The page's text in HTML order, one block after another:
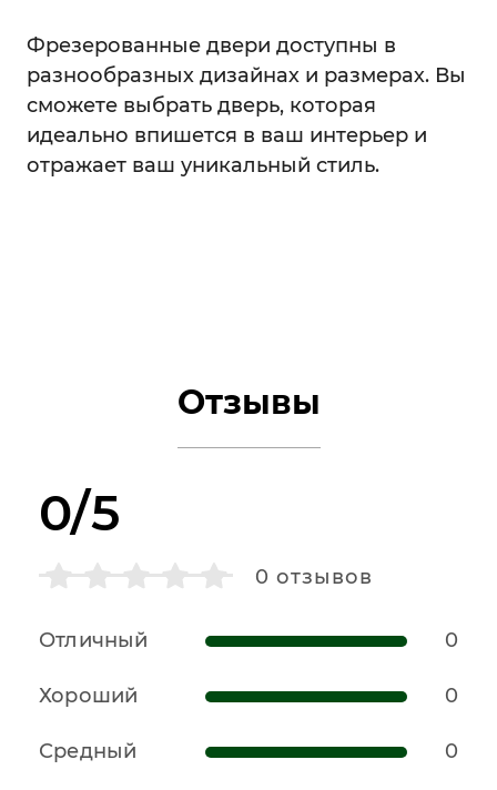
Фрезерованные двери доступны в
разнообразных дизайнах и размерах. Вы
сможете выбрать дверь, которая
идеально впишется в ваш интерьер и
отражает ваш уникальный стиль.
Отзывы
0/5
0 отзывов
Отличный 0
Хороший 0
Средный 0